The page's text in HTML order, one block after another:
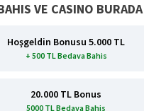
VE CASINO BURADA
Hoşgeldin Bonusu 5.000 TL
+ 500 TL Bedava Bahis
20.000 TL Bonus
5000 TL Bedava Bahis